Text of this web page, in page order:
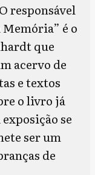
responsável
é o
que
acervo de
e textos
o livro já
se
ser um
de